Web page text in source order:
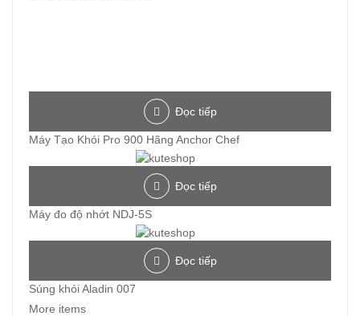
Đọc tiếp
Máy Tạo Khói Pro 900 Hãng Anchor Chef
Đọc tiếp
Máy đo độ nhớt NDJ-5S
Đọc tiếp
Súng khói Aladin 007
More items